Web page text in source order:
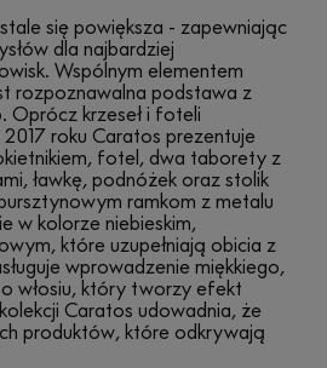
stale się powiększa - zapewniając
dla najbardziej
Wspólnym elementem
rozpoznawalna podstawa z
Oprócz krzeseł i foteli
roku Caratos prezentuje
fotel, dwa taborety z
ławkę, podnóżek oraz stolik
ramkom z metalu
w kolorze niebieskim,
które uzupełniają obicia z
wprowadzenie miękkiego,
włosiu, który tworzy efekt
Caratos udowadnia, że
produktów, które odkrywają